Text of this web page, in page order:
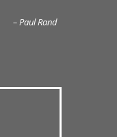
– Paul Rand